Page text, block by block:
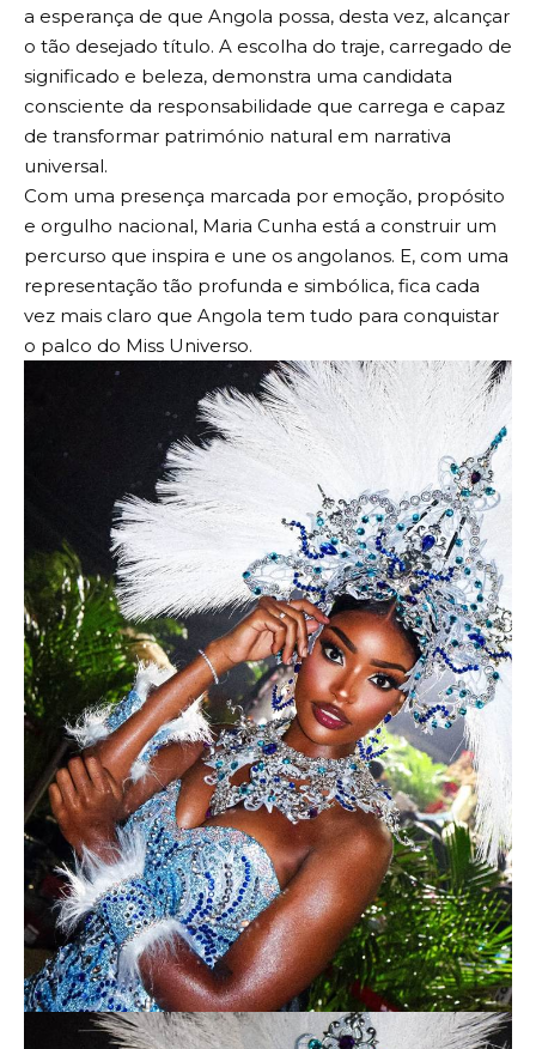
a esperança de que Angola possa, desta vez, alcançar
o tão desejado título. A escolha do traje, carregado de
significado e beleza, demonstra uma candidata
consciente da responsabilidade que carrega e capaz
de transformar património natural em narrativa
universal.
Com uma presença marcada por emoção, propósito
e orgulho nacional, Maria Cunha está a construir um
percurso que inspira e une os angolanos. E, com uma
representação tão profunda e simbólica, fica cada
vez mais claro que Angola tem tudo para conquistar
o palco do Miss Universo.